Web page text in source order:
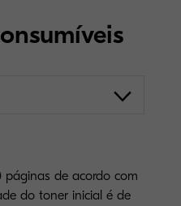
páginas de acordo com
do toner inicial é de